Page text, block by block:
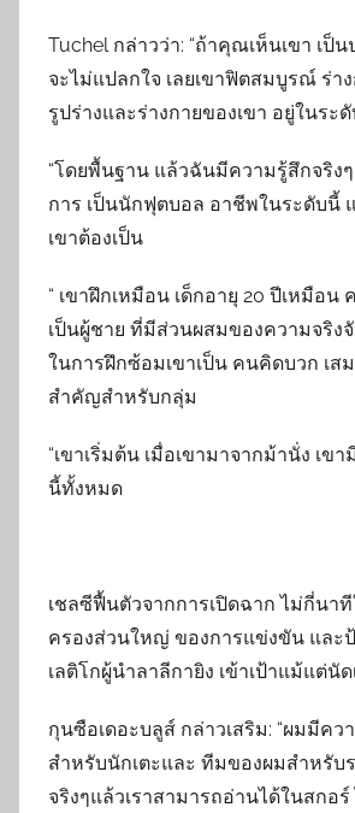
Tuchel กล่าวว่า: “ถ้าคุณเห็นเขา เป็
จะไม่แปลกใจ เลยเขาฟิตสมบูรณ์ ร่า
รูปร่างและร่างกายของเขา อยู่ในระ
“โดยพื้นฐาน แล้วฉันมีความรู้สึกจริง
การ เป็นนักฟุตบอล อาชีพในระดับนี้
เขาต้องเป็น
“ เขาฝึกเหมือน เด็กอายุ 20 ปีเหมือน
เป็นผู้ชาย ที่มีส่วนผสมของความจริง
ในการฝึกซ้อมเขาเป็น คนคิดบวก เส
สำคัญสำหรับกลุ่ม
“เขาเริ่มต้น เมื่อเขามาจากม้านั่ง เข
นี้ทั้งหมด
เชลซีฟื้นตัวจากการเปิดฉาก ไม่กี่นาที
ครองส่วนใหญ่ ของการแข่งขัน และ
เลติโกผู้นำลาลีกายิง เข้าเป้าแม้แต่นัด
กุนซือเดอะบลูส์ กล่าวเสริม: “ผมมีคว
สำหรับนักเตะและ ทีมของผมสำหรับ
จริงๆแล้วเราสามารถอ่านได้ในสกอร์